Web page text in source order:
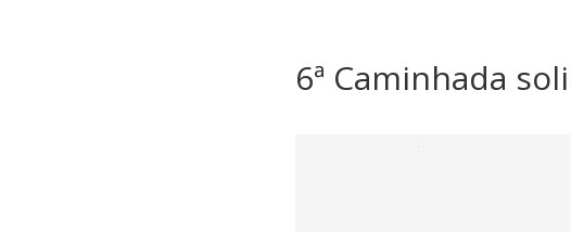
6ª Caminhada